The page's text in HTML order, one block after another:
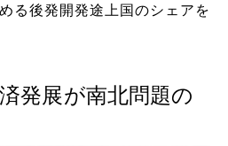
る後発開発途上国のシェアを
発展が南北問題の